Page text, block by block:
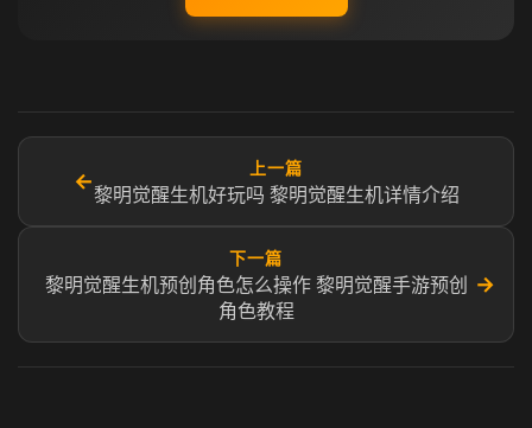
←
上一篇
黎明觉醒生机好玩吗 黎明觉醒生机详情介绍
下一篇
黎明觉醒生机预创角色怎么操作 黎明觉醒手游预创
角色教程
→